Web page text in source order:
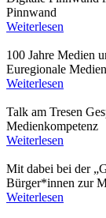
Pinnwand
Weiterlesen
100 Jahre Medien
Euregionale
Weiterlesen
Talk am Tresen
Medienkompetenz
Weiterlesen
Mit dabei bei der
Bürger*innen zur
Weiterlesen